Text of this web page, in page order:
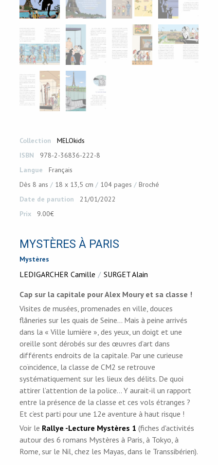
Collection
MELOkids
ISBN
978-2-36836-222-8
Langue
Français
Dès 8 ans
18 x 13,5 cm 104 pages
Broché
Date de parution
21/01/2022
Prix
9.00€
MYSTÈRES À PARIS
Mystères
LEDIGARCHER Camille SURGET Alain
Cap sur la capitale pour Alex Moury et sa classe !
Visites de musées, promenades en ville, douces
flâneries sur les quais de Seine... Mais à peine arrivés
dans la « Ville lumière », des yeux, un doigt et une
oreille sont dérobés sur des œuvres d’art dans
différents endroits de la capitale. Par une curieuse
coïncidence, la classe de CM2 se retrouve
systématiquement sur les lieux des délits. De quoi
attirer l’attention de la police... Y aurait-il un rapport
entre la présence de la classe et ces vols étranges ?
Et c’est parti pour une 12e aventure à haut risque !
Voir le Rallye -Lecture Mystères 1 (fiches d'activités
autour des 6 romans Mystères à Paris, à Tokyo, à
Rome, sur le Nil, chez les Mayas, dans le Transsibérien).